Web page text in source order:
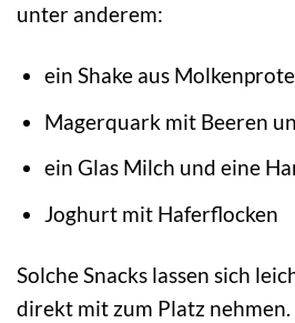
unter anderem:
ein Shake aus
Magerquark mit Beeren
ein Glas Milch und eine
Joghurt mit Haferflocken
Solche Snacks lassen sich
direkt mit zum Platz nehmen.